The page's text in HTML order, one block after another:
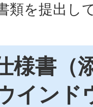
類を提出し
様書（
インド